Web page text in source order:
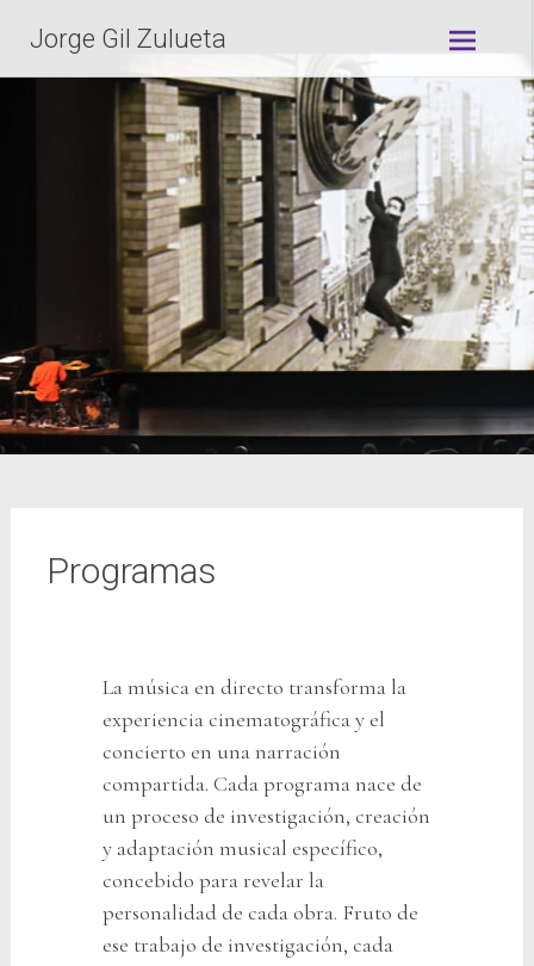
Jorge Gil Zulueta
Programas
La música en directo transforma la
experiencia cinematográfica y el
concierto en una narración
compartida. Cada programa nace de
un proceso de investigación, creación
y adaptación musical específico,
concebido para revelar la
personalidad de cada obra. Fruto de
ese trabajo de investigación, cada